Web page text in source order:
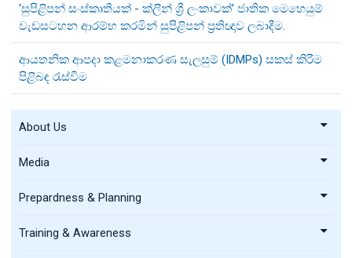
‘සුපිළිපන් සංස්කෘතියක් - ක්ලීන් ශ්‍රී ලංකාවක්’ ජාතික මෙහෙයුම්
වැඩසටහන ආරම්භ කරමින් සුපිළිපන් ප්‍රතිඥාව ලබාදීම.
ආයතනික ආපදා කළමනාකරණ සැලසුම් (IDMPs) සකස් කිරීම
පිළිබඳ රැස්වීම
About Us
Media
Prepardness & Planning
Training & Awareness